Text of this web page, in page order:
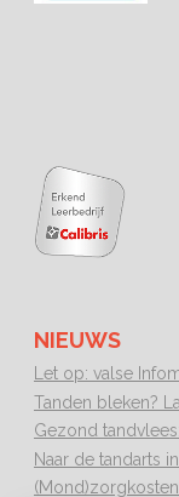
NIEUWS
Let op: valse
Tanden bleken?
Gezond
Naar de tandarts